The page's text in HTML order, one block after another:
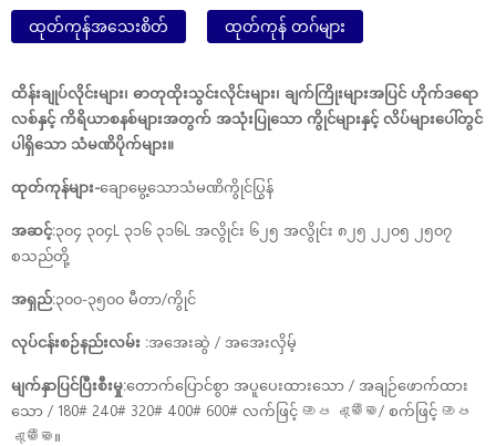
ထုတ်ကုန်အသေးစိတ် ထုတ်ကုန် တဂ်များ
ထိန်းချုပ်လိုင်းများ၊ ဓာတုထိုးသွင်းလိုင်းများ၊ ချက်ကြိုးများအပြင် ဟိုက်ဒရော
လစ်နှင့် ကိရိယာစနစ်များအတွက် အသုံးပြုသော ကွိုင်များနှင့် လိပ်များပေါ်တွင်
ပါရှိသော သံမဏိပိုက်များ။
ထုတ်ကုန်များ-ချောမွေ့သောသံမဏိကွိုင်ပြွန်
အဆင့်:၃၀၄ ၃၀၄L ၃၁၆ ၃၁၆L အလွိုင်း ၆၂၅ အလွိုင်း ၈၂၅ ၂၂၀၅ ၂၅၀၇
စသည်တို့
အရှည်:၃၀၀-၃၅၀၀ မီတာ/ကွိုင်
လုပ်ငန်းစဉ်နည်းလမ်း :အအေးဆွဲ / အအေးလှိမ့်
မျက်နှာပြင်ပြီးစီးမှု:တောက်ပြောင်စွာ အပူပေးထားသော / အချဉ်ဖောက်ထား
သော / 180# 240# 320# 400# 600# လက်ဖြင့် ඔප දැමීම/ စက်ဖြင့် ඔප
දැමීම။